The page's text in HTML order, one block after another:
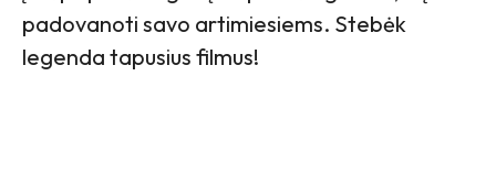
padovanoti savo artimiesiems. Stebėk
legenda tapusius filmus!